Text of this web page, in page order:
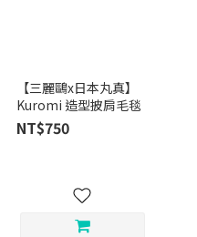
【三麗鷗x日本丸真】
Kuromi 造型披肩毛毯
NT$750